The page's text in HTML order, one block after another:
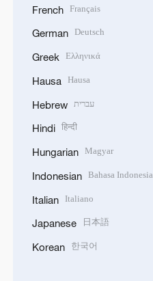
French Français
German Deutsch
Greek Ελληνικά
Hausa Hausa
Hebrew עברית
Hindi हिन्दी
Hungarian Magyar
Indonesian Bahasa Indonesia
Italian Italiano
Japanese 日本語
Korean 한국어